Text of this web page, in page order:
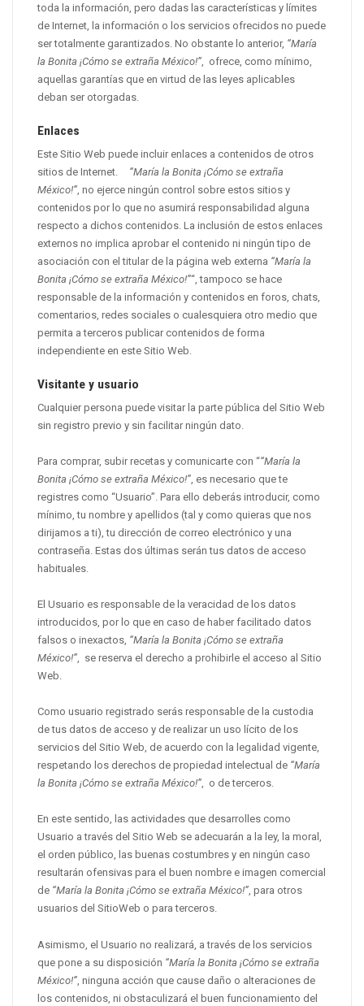
toda la información, pero dadas las características y límites
de Internet, la información o los servicios ofrecidos no puede
ser totalmente garantizados. No obstante lo anterior, “María
la Bonita ¡Cómo se extraña México!” , ofrece, como mínimo,
aquellas garantías que en virtud de las leyes aplicables
deban ser otorgadas.
Enlaces
Este Sitio Web puede incluir enlaces a contenidos de otros
sitios de Internet. “María la Bonita ¡Cómo se extraña
México!” , no ejerce ningún control sobre estos sitios y
contenidos por lo que no asumirá responsabilidad alguna
respecto a dichos contenidos. La inclusión de estos enlaces
externos no implica aprobar el contenido ni ningún tipo de
asociación con el titular de la página web externa “María la
Bonita ¡Cómo se extraña México!”“, tampoco se hace
responsable de la información y contenidos en foros, chats,
comentarios, redes sociales o cualesquiera otro medio que
permita a terceros publicar contenidos de forma
independiente en este Sitio Web.
Visitante y usuario
Cualquier persona puede visitar la parte pública del Sitio Web
sin registro previo y sin facilitar ningún dato.
Para comprar, subir recetas y comunicarte con ““María la
Bonita ¡Cómo se extraña México!”, es necesario que te
registres como “Usuario”. Para ello deberás introducir, como
mínimo, tu nombre y apellidos (tal y como quieras que nos
dirijamos a ti), tu dirección de correo electrónico y una
contraseña. Estas dos últimas serán tus datos de acceso
habituales.
El Usuario es responsable de la veracidad de los datos
introducidos, por lo que en caso de haber facilitado datos
falsos o inexactos, “María la Bonita ¡Cómo se extraña
México!”, se reserva el derecho a prohibirle el acceso al Sitio
Web.
Como usuario registrado serás responsable de la custodia
de tus datos de acceso y de realizar un uso lícito de los
servicios del Sitio Web, de acuerdo con la legalidad vigente,
respetando los derechos de propiedad intelectual de “María
la Bonita ¡Cómo se extraña México!”, o de terceros.
En este sentido, las actividades que desarrolles como
Usuario a través del Sitio Web se adecuarán a la ley, la moral,
el orden público, las buenas costumbres y en ningún caso
resultarán ofensivas para el buen nombre e imagen comercial
de “María la Bonita ¡Cómo se extraña México!”, para otros
usuarios del SitioWeb o para terceros.
Asimismo, el Usuario no realizará, a través de los servicios
que pone a su disposición “María la Bonita ¡Cómo se extraña
México!” , ninguna acción que cause daño o alteraciones de
los contenidos, ni obstaculizará el buen funcionamiento del